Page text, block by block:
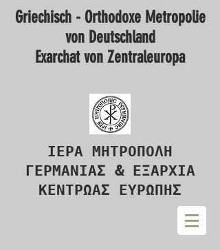
Griechisch - Orthodoxe Metropolie
von Deutschland
Exarchat von Zentraleuropa
ΙΕΡΑ ΜΗΤΡΟΠΟΛΗ
ΓΕΡΜΑΝΙΑΣ & ΕΞΑΡΧΙΑ
ΚΕΝΤΡΩΑΣ ΕΥΡΩΠΗΣ